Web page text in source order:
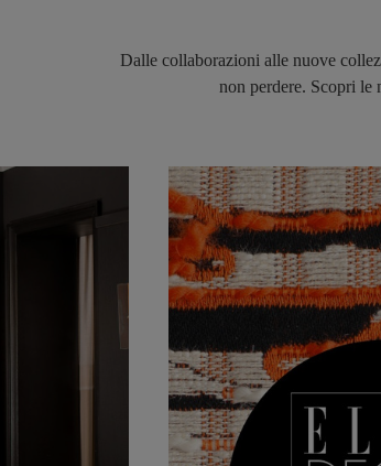
Dalle collaborazioni alle nuove
non perdere. Scopri le